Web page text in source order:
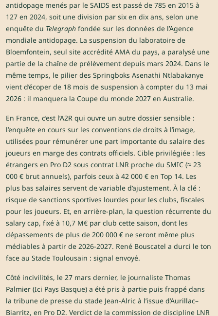
antidopage menés par le SAIDS est passé de 785 en 2015 à
127 en 2024, soit une division par six en dix ans, selon une
enquête du Telegraph fondée sur les données de l’Agence
mondiale antidopage. La suspension du laboratoire de
Bloemfontein, seul site accrédité AMA du pays, a paralysé une
partie de la chaîne de prélèvement depuis mars 2024. Dans le
même temps, le pilier des Springboks Asenathi Ntlabakanye
vient d’écoper de 18 mois de suspension à compter du 13 mai
2026 : il manquera la Coupe du monde 2027 en Australie.
En France, c’est l’A2R qui ouvre un autre dossier sensible :
l’enquête en cours sur les conventions de droits à l’image,
utilisées pour rémunérer une part importante du salaire des
joueurs en marge des contrats officiels. Cible privilégiée : les
étrangers en Pro D2 sous contrat LNR proche du SMIC (≈ 23
000 € brut annuels), parfois ceux à 42 000 € en Top 14. Les
plus bas salaires servent de variable d’ajustement. À la clé :
risque de sanctions sportives lourdes pour les clubs, fiscales
pour les joueurs. Et, en arrière-plan, la question récurrente du
salary cap, fixé à 10,7 M€ par club cette saison, dont les
dépassements de plus de 200 000 € ne seront même plus
médiables à partir de 2026-2027. René Bouscatel a durci le ton
face au Stade Toulousain : signal envoyé.
Côté incivilités, le 27 mars dernier, le journaliste Thomas
Palmier (Ici Pays Basque) a été pris à partie puis frappé dans
la tribune de presse du stade Jean-Alric à l’issue d’Aurillac–
Biarritz, en Pro D2. Verdict de la commission de discipline LNR